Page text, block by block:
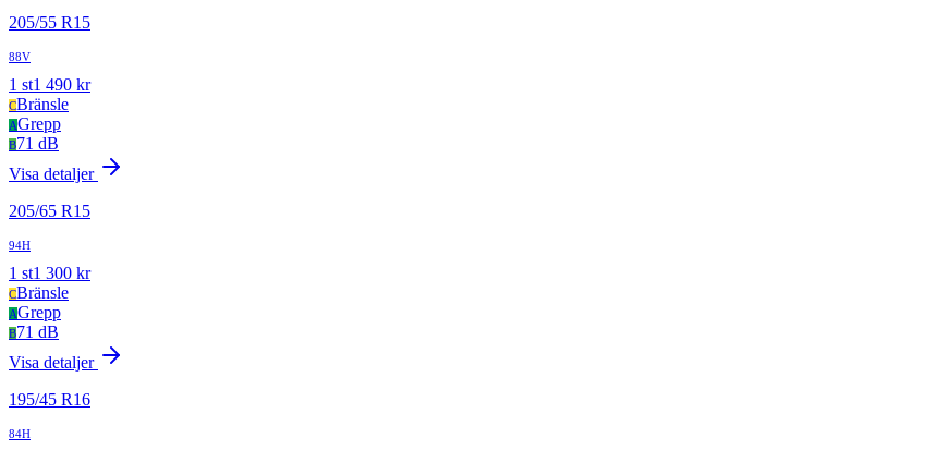
205/55 R15
88V
1 st1 490 kr
CBränsle
AGrepp
B71 dB
Visa detaljer
205/65 R15
94H
1 st1 300 kr
CBränsle
AGrepp
B71 dB
Visa detaljer
195/45 R16
84H